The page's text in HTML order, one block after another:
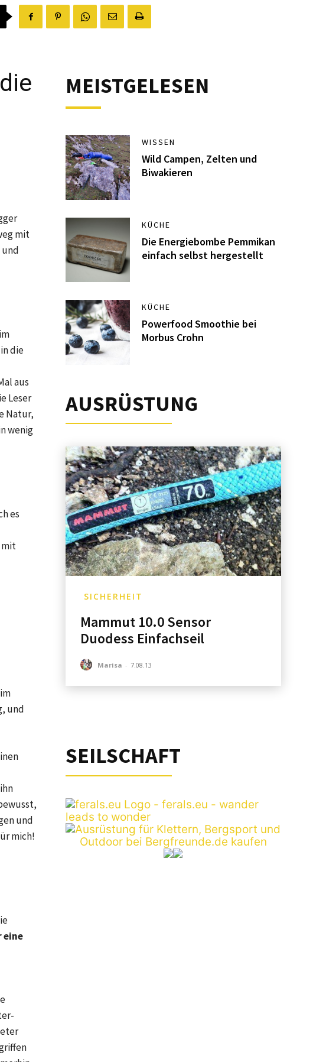
mit
die
aus
Leser
Natur,
wenig
es
mit
und
und
mich!
eine
MEISTGELESEN
WISSEN
Wild Campen, Zelten und
Biwakieren
KÜCHE
Die Energiebombe Pemmikan
einfach selbst hergestellt
KÜCHE
Powerfood Smoothie bei
Morbus Crohn
AUSRÜSTUNG
SICHERHEIT
Mammut 10.0 Sensor
Duodess Einfachseil
Marisa - 7.08.13
SEILSCHAFT